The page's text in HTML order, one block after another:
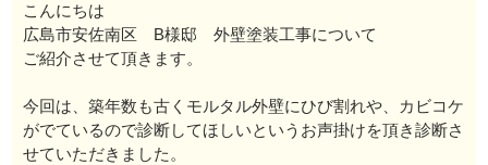
こんにちは
広島市安佐南区 B様邸 外壁塗装工事について
ご紹介させて頂きます。
今回は、築年数も古くモルタル外壁にひび割れや、カビコケ
がでているので診断してほしいというお声掛けを頂き診断さ
せていただきました。